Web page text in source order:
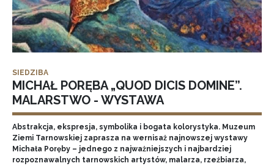
SIEDZIBA
MICHAŁ PORĘBA „QUOD DICIS DOMINE”.
MALARSTWO - WYSTAWA
Abstrakcja, ekspresja, symbolika i bogata kolorystyka. Muzeum
Ziemi Tarnowskiej zaprasza na wernisaż najnowszej wystawy
Michała Poręby – jednego z najważniejszych i najbardziej
rozpoznawalnych tarnowskich artystów, malarza, rzeźbiarza,